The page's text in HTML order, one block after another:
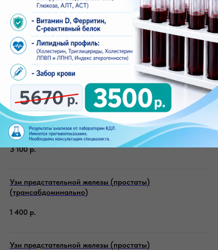
700
Узи мочевого пузыря с определением остаточной
мочи
900 р.
Узи мочеполовой системы (почек, предстательной
железы, мочевого пузыря с определением остаточной
мочи)
3 100 р.
Узи предстательной железы (простаты)
(трансабдоминально)
1 400 р.
Узи предстательной железы (простаты)